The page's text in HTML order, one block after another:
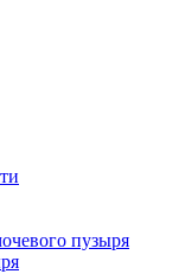
пузыря